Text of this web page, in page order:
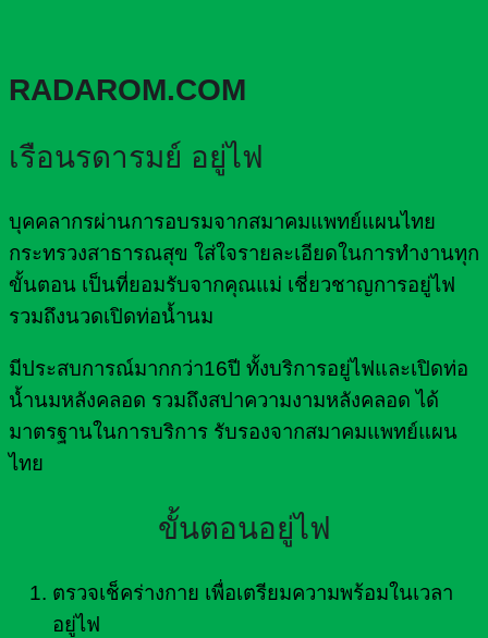
RADAROM.COM
เรือนรดารมย์ อยู่ไฟ
บุคคลากรผ่านการอบรมจากสมาคมแพทย์แผนไทย
กระทรวงสาธารณสุข ใส่ใจรายละเอียดในการทำงานทุก
ขั้นตอน เป็นที่ยอมรับจากคุณแม่ เชี่ยวชาญการอยู่ไฟ
รวมถึงนวดเปิดท่อน้ำนม
มีประสบการณ์มากกว่า16ปี ทั้งบริการอยู่ไฟและเปิดท่อ
น้ำนมหลังคลอด รวมถึงสปาความงามหลังคลอด ได้
มาตรฐานในการบริการ รับรองจากสมาคมแพทย์แผน
ไทย
ขั้นตอนอยู่ไฟ
ตรวจเช็คร่างกาย เพื่อเตรียมความพร้อมในเวลา
อยู่ไฟ